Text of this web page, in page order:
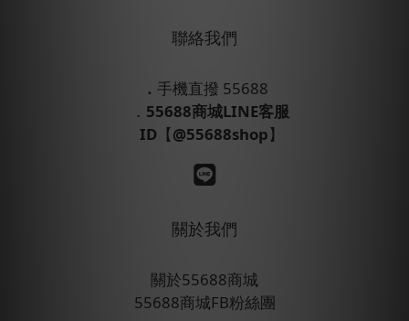
聯絡我們
． 手機直撥 55688
． 55688商城LINE客服
ID 【@55688shop】
關於我們
關於55688商城
55688商城FB粉絲團